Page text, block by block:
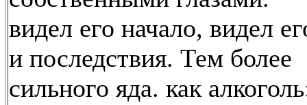
видел его начало, видел
и последствия. Тем более
сильного яда. как